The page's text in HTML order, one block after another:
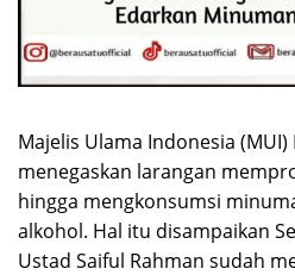
Majelis Ulama Indonesia
menegaskan larangan
hingga mengkonsumsi
alkohol. Hal itu disampaikan
Ustad Saiful Rahman sudah